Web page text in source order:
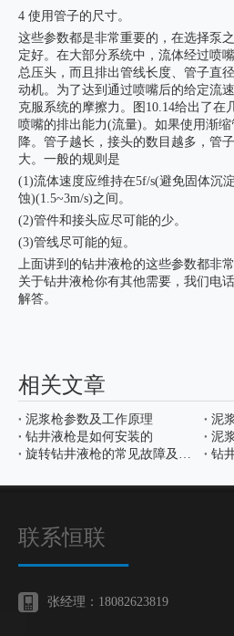
4 使用管子的尺寸。
这些参数都是非常重要的，在选择泵
定好。在大部分系统中，流体经过喷
总压头，而且排出管线长度、管子直
动机。为了达到通过喷嘴后的给定流
克服系统的摩擦力。图10.14给出了在
喷嘴的排出能力(流量)。如果使用渐
降。管子越长，接头的数目越多，管
大。一般的规则是
(1)流体速度应维持在5f/s(避免固体沉
蚀)(1.5~3m/s)之间。
(2)管件和接头应尽可能的少。
(3)管线尽可能的短。
上面讲到的钻井液枪的这些参数都非
关于钻井液枪你有其他需要，我们电
解答。
相关文章
泥浆枪参数及工作原理
泥
钻井液枪是如何安装的
旋转钻井液枪的常见故障及排除方法
联系恒联
张经理：18082623819